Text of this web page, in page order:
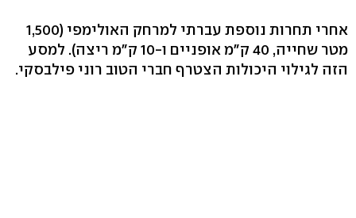
אחרי תחרות נוספת עברתי למרחק האולימפי (1,500
מטר שחייה, 40 ק"מ אופניים ו-10 ק"מ ריצה). למסע
הזה לגילוי היכולות הצטרף חברי הטוב רוני פילבסקי.